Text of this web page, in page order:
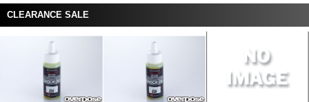
CLEARANCE SALE